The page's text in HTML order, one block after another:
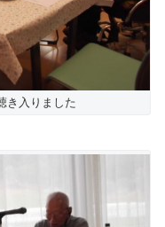
き入りました